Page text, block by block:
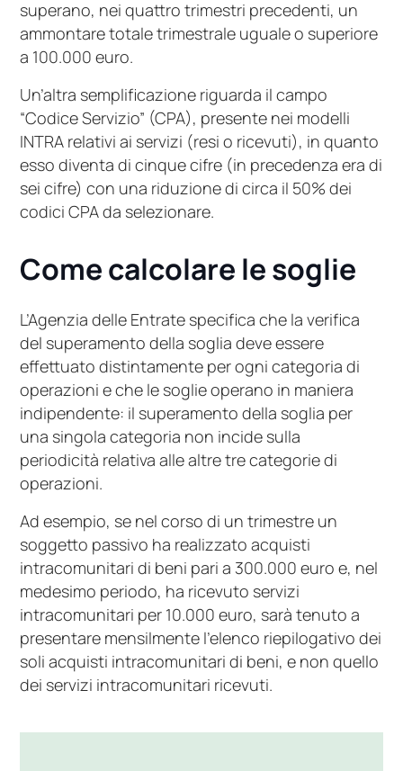
superano, nei quattro trimestri precedenti, un
ammontare totale trimestrale uguale o superiore
a 100.000 euro.
Un’altra semplificazione riguarda il campo
“Codice Servizio” (CPA), presente nei modelli
INTRA relativi ai servizi (resi o ricevuti), in quanto
esso diventa di cinque cifre (in precedenza era di
sei cifre) con una riduzione di circa il 50% dei
codici CPA da selezionare.
Come calcolare le soglie
L’Agenzia delle Entrate specifica che la verifica
del superamento della soglia deve essere
effettuato distintamente per ogni categoria di
operazioni e che le soglie operano in maniera
indipendente: il superamento della soglia per
una singola categoria non incide sulla
periodicità relativa alle altre tre categorie di
operazioni.
Ad esempio, se nel corso di un trimestre un
soggetto passivo ha realizzato acquisti
intracomunitari di beni pari a 300.000 euro e, nel
medesimo periodo, ha ricevuto servizi
intracomunitari per 10.000 euro, sarà tenuto a
presentare mensilmente l’elenco riepilogativo dei
soli acquisti intracomunitari di beni, e non quello
dei servizi intracomunitari ricevuti.